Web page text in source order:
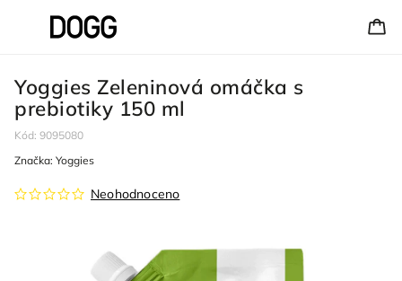
Yoggies Zeleninová omáčka s
prebiotiky 150 ml
Kód: 9095080
Neohodnoceno
Značka: Yoggies